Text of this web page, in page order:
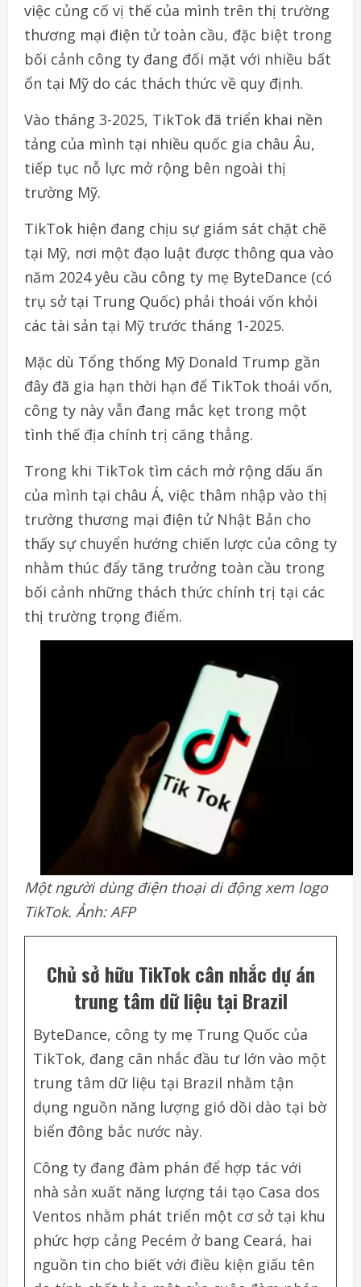
việc củng cố vị thế của mình trên thị trường
thương mại điện tử toàn cầu, đặc biệt trong
bối cảnh công ty đang đối mặt với nhiều bất
ổn tại Mỹ do các thách thức về quy định.
Vào tháng 3-2025, TikTok đã triển khai nền
tảng của mình tại nhiều quốc gia châu Âu,
tiếp tục nỗ lực mở rộng bên ngoài thị
trường Mỹ.
TikTok hiện đang chịu sự giám sát chặt chẽ
tại Mỹ, nơi một đạo luật được thông qua vào
năm 2024 yêu cầu công ty mẹ ByteDance (có
trụ sở tại Trung Quốc) phải thoái vốn khỏi
các tài sản tại Mỹ trước tháng 1-2025.
Mặc dù Tổng thống Mỹ Donald Trump gần
đây đã gia hạn thời hạn để TikTok thoái vốn,
công ty này vẫn đang mắc kẹt trong một
tình thế địa chính trị căng thẳng.
Trong khi TikTok tìm cách mở rộng dấu ấn
của mình tại châu Á, việc thâm nhập vào thị
trường thương mại điện tử Nhật Bản cho
thấy sự chuyển hướng chiến lược của công ty
nhằm thúc đẩy tăng trưởng toàn cầu trong
bối cảnh những thách thức chính trị tại các
thị trường trọng điểm.
Một người dùng điện thoại di động xem logo
TikTok. Ảnh: AFP
Chủ sở hữu TikTok cân nhắc dự án
trung tâm dữ liệu tại Brazil
ByteDance, công ty mẹ Trung Quốc của
TikTok, đang cân nhắc đầu tư lớn vào một
trung tâm dữ liệu tại Brazil nhằm tận
dụng nguồn năng lượng gió dồi dào tại bờ
biển đông bắc nước này.
Công ty đang đàm phán để hợp tác với
nhà sản xuất năng lượng tái tạo Casa dos
Ventos nhằm phát triển một cơ sở tại khu
phức hợp cảng Pecém ở bang Ceará, hai
nguồn tin cho biết với điều kiện giấu tên